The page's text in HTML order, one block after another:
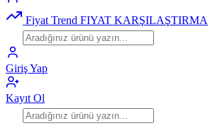
Fiyat Trend FIYAT KARŞILAŞTIRMA
Giriş Yap
Kayıt Ol